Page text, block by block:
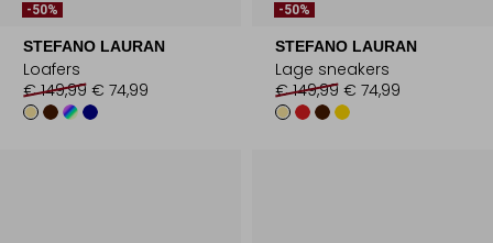
-50%
STEFANO LAURAN
Loafers
€ 149,99 € 74,99
-50%
STEFANO LAURAN
Lage sneakers
€ 149,99 € 74,99